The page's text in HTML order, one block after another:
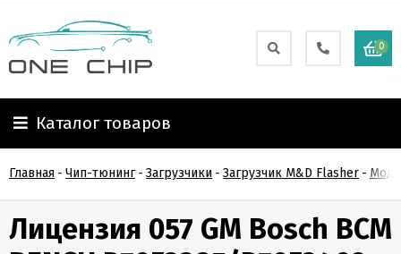
Оплата
О
компании
Гарантия
0
Каталог товаров
Главная - Чип-тюнинг - Загрузчики - Загрузчик M&D Flasher -
Лицензия 057 GM Bosch BCM